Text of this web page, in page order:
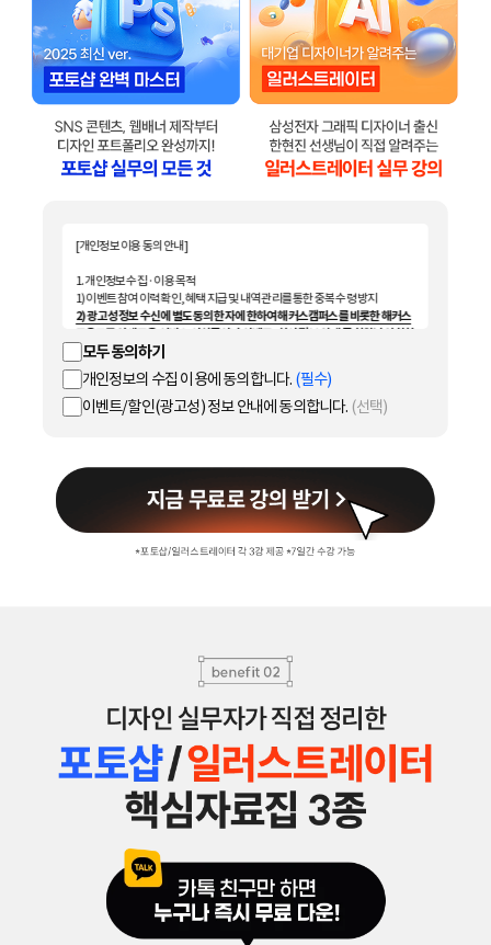
[개인정보 이용 동의 안내]
1. 개인정보 수집 · 이용 목적
1) 이벤트 참여 이력 확인, 혜택 지급 및 내역 관리를 통한 중복 수령 방지
2) 광고성 정보 수신에 별도 동의한 자에 한하여 해커스캠퍼스를 비롯한 해커스
교육그룹의 새로운 서비스 신상품이나 이벤트, 최신 정보 안내 등 회원님의 취향
에 맞는 최적의 서비스를 제공하기 위함
(해커스교육그룹: 해커스 어학원, 해커스인강, 해커스프랩, 해커스톡, 해커스중
국어, 해커스일본어, 해커스잡, 해커스금융, 해커스임용, 해커스공무원, 해커
스경찰, 해커스소방, 해커스공인중개사, 해커스주택관리사, 해커스행정사, 해
커스감정평가사, 해커스편입 등)
3. 개인정보 보유/이용 기간:수집한 개인정보는 회원 탈퇴 시까지 보관합니다.
단, 이벤트 참여일로부터 2년 이내 회원 탈퇴한 경우에는 참여일로부터 2년 동
안 보관 후 파기합니다.
모두 동의하기
개인정보의 수집 이용에 동의합니다. (필수)
이벤트/할인(광고성) 정보 안내에 동의합니다. (선택)